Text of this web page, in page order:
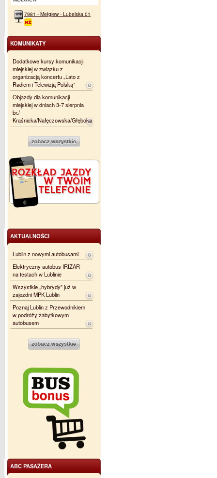
7981 - Mełgiew - Lubelska 01
KOMUNIKATY
Dodatkowe kursy komunikacji
miejskiej w związku z
organizacją koncertu „Lato z
Radiem i Telewizją Polską”
Objazdy dla komunikacji
miejskiej w dniach 3-7 sierpnia
br./
Kraśnicka/Nałęczowska/Głęboka
AKTUALNOŚCI
Lublin z nowymi autobusami
Elektryczny autobus IRIZAR
na testach w Lublinie
Wszystkie „hybrydy” już w
zajezdni MPK Lublin
Poznaj Lublin z Przewodnikiem
w podróży zabytkowym
autobusem
ABC PASAŻERA